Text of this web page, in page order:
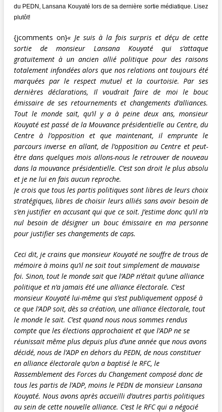
du PEDN, Lansana Kouyaté lors de sa dernière sortie médiatique. Lisez
plutôt!
{jcomments on}« Je suis à la fois surpris et déçu de cette
sortie de monsieur Lansana Kouyaté qui s’attaque
gratuitement à un ancien allié politique pour des raisons
totalement infondées alors que nos relations ont toujours été
marquées par le respect mutuel et la courtoisie. Par ses
dernières déclarations, Il voudrait faire de moi le bouc
émissaire de ses retournements et changements d’alliances.
Tout le monde sait, qu’il y a à peine deux ans, monsieur
Kouyaté est passé de la Mouvance présidentielle au Centre, du
Centre à l’opposition et que maintenant, il emprunte le
parcours inverse en allant, de l’opposition au Centre et peut-
être dans quelques mois allons-nous le retrouver de nouveau
dans la mouvance présidentielle. C’est son droit le plus absolu
et je ne lui en fais aucun reproche.
Je crois que tous les partis politiques sont libres de leurs choix
stratégiques, libres de choisir leurs alliés sans avoir besoin de
s’en justifier en accusant qui que ce soit. J’estime donc qu’il n’a
nul besoin de désigner un bouc émissaire en ma personne
pour justifier ses changements de caps.
Ceci dit, je crains que monsieur Kouyaté ne souffre de trous de
mémoire à moins qu’il ne soit tout simplement de mauvaise
foi. Sinon, tout le monde sait que l’ADP n’était qu’une alliance
politique et n’a jamais été une alliance électorale. C’est
monsieur Kouyaté lui-même qui s’est publiquement opposé à
ce que l’ADP soit, dès sa création, une alliance électorale, tout
le monde le sait. C’est quand nous nous sommes rendus
compte que les élections approchaient et que l’ADP ne se
réunissait même plus depuis plus d’une année que nous avons
décidé, nous de l’ADP en dehors du PEDN, de nous constituer
en alliance électorale qu’on a baptisé le RFC, le
Rassemblement des Forces du Changement composé donc de
tous les partis de l’ADP, moins le PEDN de monsieur Lansana
Kouyaté. Nous avons après accueilli d’autres partis politiques
au sein de cette nouvelle alliance. C’est le RFC qui a négocié